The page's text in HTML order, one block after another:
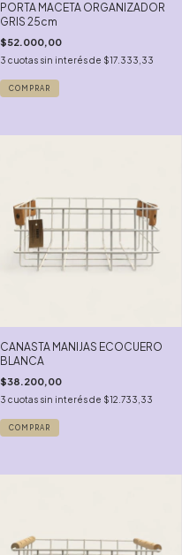
PORTA MACETA ORGANIZADOR
GRIS 25cm
$52.000,00
3 cuotas sin interés de $17.333,33
CANASTA MANIJAS ECOCUERO
BLANCA
$38.200,00
3 cuotas sin interés de $12.733,33